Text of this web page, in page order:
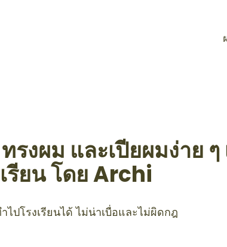
รงผม และเปียผมง่าย ๆ
รียน โดย Archi
ไปโรงเรียนได้ ไม่น่าเบื่อและไม่ผิดกฎ